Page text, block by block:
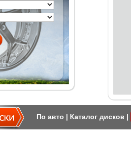
По авто | Каталог дисков |